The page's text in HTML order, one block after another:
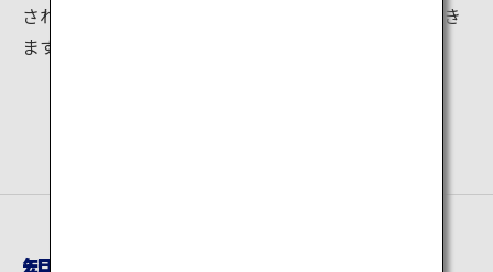
されていて、日本と朝鮮半島との歴史を学ぶことができ
ます。